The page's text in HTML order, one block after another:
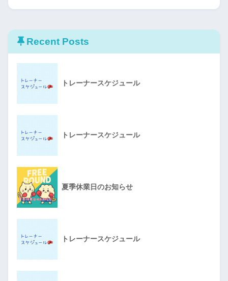
Recent Posts
トレーナースケジュール
トレーナースケジュール
夏季休業日のお知らせ
トレーナースケジュール